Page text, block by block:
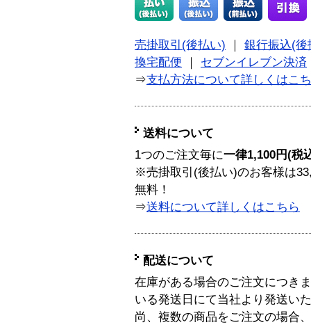
売掛取引(後払い)
銀行振込(後
換宅配便
セブンイレブン決済
⇒支払方法について詳しくはこ
送料について
1つのご注文毎に一律1,100円(税
※売掛取引(後払い)のお客様は
無料！
⇒送料について詳しくはこちら
配送について
在庫がある場合のご注文につき
いる発送日にて当社より発送い
尚、複数の商品をご注文の場合